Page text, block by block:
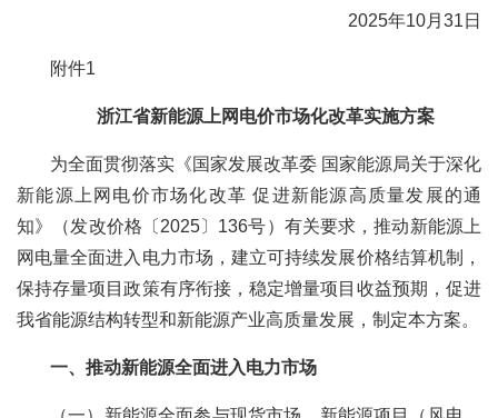
2025年10月31日
附件1
浙江省新能源上网电价市场化改革实施方案
为全面贯彻落实《国家发展改革委 国家能源局关于深化
新能源上网电价市场化改革 促进新能源高质量发展的通
知》（发改价格〔2025〕136号）有关要求，推动新能源上
网电量全面进入电力市场，建立可持续发展价格结算机制，
保持存量项目政策有序衔接，稳定增量项目收益预期，促进
我省能源结构转型和新能源产业高质量发展，制定本方案。
一、推动新能源全面进入电力市场